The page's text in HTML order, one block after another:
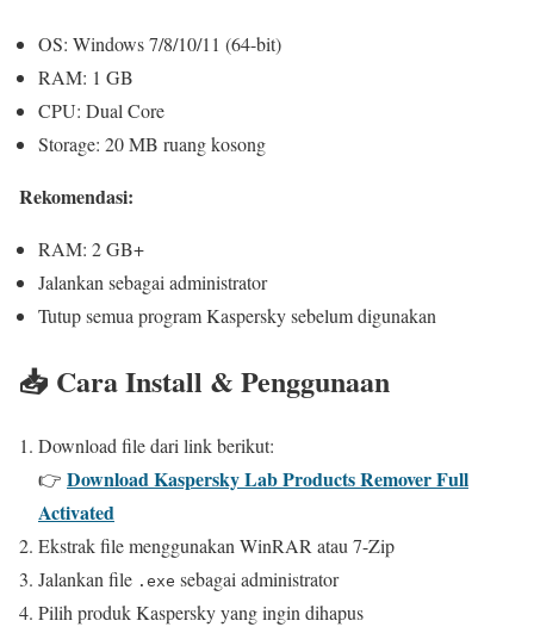
OS: Windows 7/8/10/11 (64-bit)
RAM: 1 GB
CPU: Dual Core
Storage: 20 MB ruang kosong
Rekomendasi:
RAM: 2 GB+
Jalankan sebagai administrator
Tutup semua program Kaspersky sebelum digunakan
📥 Cara Install & Penggunaan
Download file dari link berikut:
👉 Download Kaspersky Lab Products Remover Full
Activated
Ekstrak file menggunakan WinRAR atau 7-Zip
Jalankan file .exe sebagai administrator
Pilih produk Kaspersky yang ingin dihapus